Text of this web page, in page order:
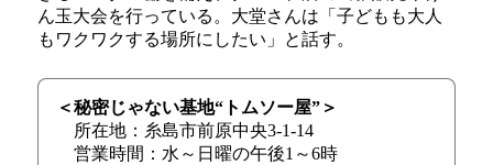
ん玉大会を行っている。大堂さんは「子どもも大人
もワクワクする場所にしたい」と話す。
＜秘密じゃない基地“トムソー屋”＞
所在地：糸島市前原中央3-1-14
営業時間：水～日曜の午後1～6時